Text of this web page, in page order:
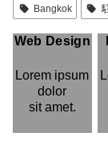
Bangkok
Web Design
Lorem ipsum
dolor
sit amet.